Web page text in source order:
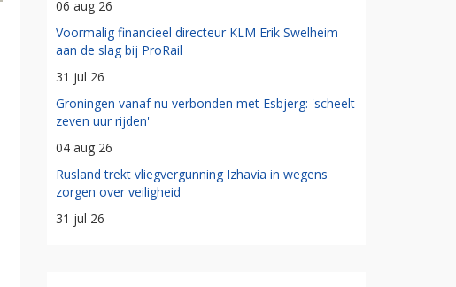
06 aug 26
Voormalig financieel directeur KLM Erik Swelheim
aan de slag bij ProRail
31 jul 26
Groningen vanaf nu verbonden met Esbjerg: 'scheelt
zeven uur rijden'
04 aug 26
Rusland trekt vliegvergunning Izhavia in wegens
zorgen over veiligheid
31 jul 26